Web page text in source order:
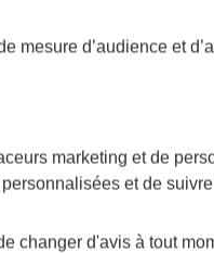
!
mesure d’audience et
marketing et de
et de
changer d'avis à tout